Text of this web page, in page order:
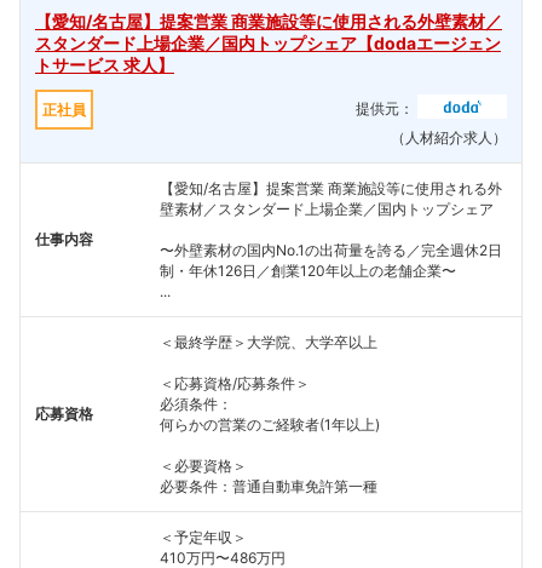
【愛知/名古屋】提案営業 商業施設等に使用される外壁素材／
スタンダード上場企業／国内トップシェア【dodaエージェン
トサービス 求人】
正社員
提供元：
（人材紹介求人）
仕事内容
【愛知/名古屋】提案営業 商業施設等に使用される外
壁素材／スタンダード上場企業／国内トップシェア
〜外壁素材の国内No.1の出荷量を誇る／完全週休2日
制・年休126日／創業120年以上の老舗企業〜
...
応募資格
＜最終学歴＞大学院、大学卒以上
＜応募資格/応募条件＞
必須条件：
何らかの営業のご経験者(1年以上)
＜必要資格＞
必要条件：普通自動車免許第一種
＜予定年収＞
410万円〜486万円